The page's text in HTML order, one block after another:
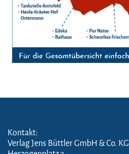
Kontakt:
Verlag Jens Büttler GmbH & Co. KG